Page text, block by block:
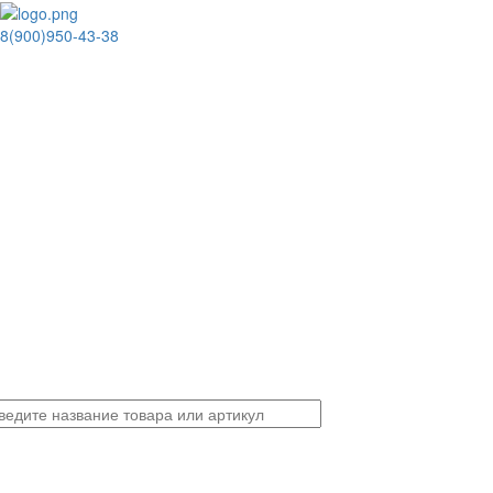
8(900)950-43-38